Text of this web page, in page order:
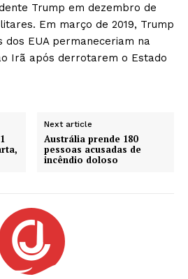
Trump em dezembro de
Em março de 2019, Trump
EUA permaneceriam na
Irã após derrotarem o Estado
Next article
Austrália prende 180
pessoas acusadas de
incêndio doloso